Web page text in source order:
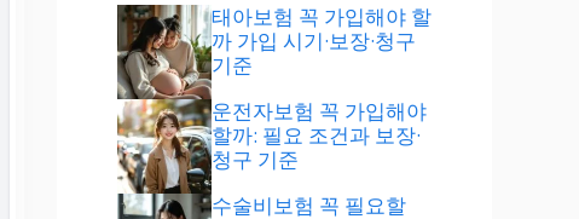
태아보험 꼭 가입해야 할
까 가입 시기·보장·청구
기준
운전자보험 꼭 가입해야
할까: 필요 조건과 보장·
청구 기준
수술비보험 꼭 필요할